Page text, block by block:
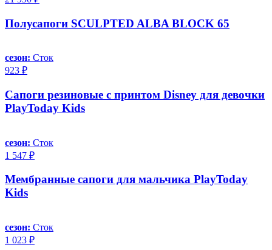
Полусапоги SCULPTED ALBA BLOCK 65
сезон: Сток
923 ₽
Сапоги резиновые с принтом Disney для девочки
PlayToday Kids
сезон: Сток
1 547 ₽
Мембранные сапоги для мальчика PlayToday
Kids
сезон: Сток
1 023 ₽